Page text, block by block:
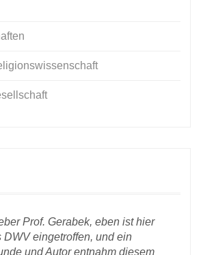
Prof. Gerabek, eben ist hier
DWV eingetroffen, und ein
und Autor entnahm diesem